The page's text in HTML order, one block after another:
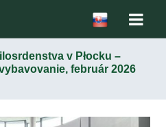
v Płocku –
február 2026